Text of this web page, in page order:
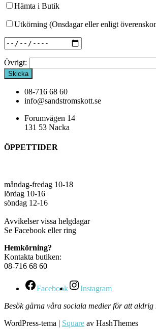
Hämta i Butik
Utkörning (Onsdagar eller enligt
Övrigt:
08-716 68 60
info@sandstromskott.se
Forumvägen 14
131 53 Nacka
ÖPPETTIDER
måndag-fredag 10-18
lördag 10-16
söndag 12-16
Avvikelser vissa helgdagar
Se Facebook eller ring
Hemkörning?
Kontakta butiken:
08-716 68 60
Facebook
Instagram
Besök gärna våra sociala medier för att aldrig
WordPress-tema | Square av HashThemes